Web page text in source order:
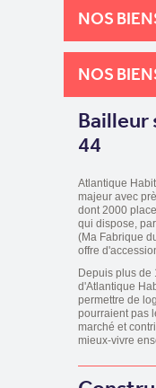
NOS
NOS
Bailleur
44
Atlantique
majeur avec
dont 2000
qui dispose,
(Ma Fabrique
offre
Depuis plus de
d'Atlantique
permettre de
pourraient pas
marché et
mieux-vivre